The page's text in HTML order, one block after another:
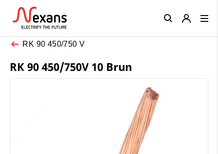
RK 90 450/750 V
RK 90 450/750V 10 Brun
Close